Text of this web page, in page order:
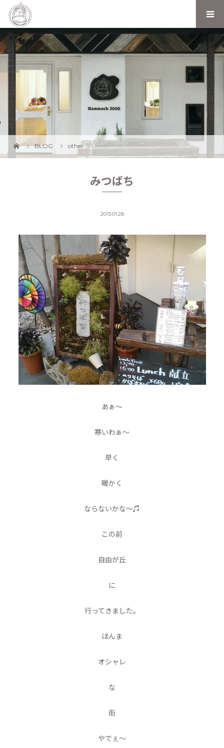
BLOG other
みつばち
2013.01.28
あぁ〜
寒いわぁ〜
早く
暖かく
ならないかな〜♫
この前
自由が丘
に
行ってきました。
ほんま
オシャレ
な
街
やでぇ〜